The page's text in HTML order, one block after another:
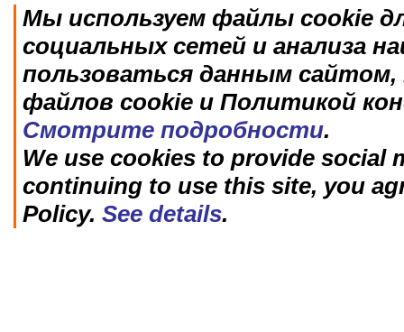
Мы используем файлы cookie
социальных сетей и анализа
пользоваться данным
файлов cookie и Политикой
Смотрите подробности.
We use cookies to provide social
continuing to use this site, you
Policy. See details.